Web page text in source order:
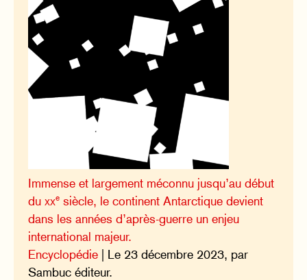
Immense et largement méconnu jusqu’au début
duxxe siècle, le continent Antarctique devient
dans les années d’après-guerre un enjeu
international majeur.
Encyclopédie | Le 23 décembre 2023, par
Sambuc éditeur.